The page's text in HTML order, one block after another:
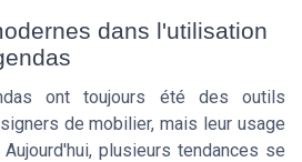
dans l'utilisation
ont toujours été des outils
de mobilier, mais leur usage
plusieurs tendances se